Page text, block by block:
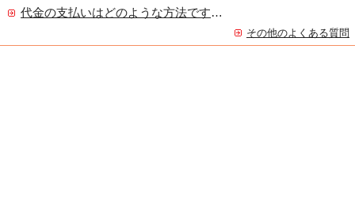
代金の支払いはどのような方法ですか？
その他のよくある質問